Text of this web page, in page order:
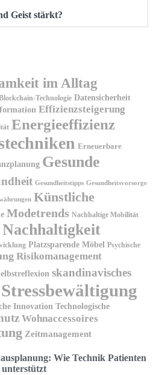
Geist stärkt?
im Alltag
Technologie Datensicherheit
Effizienzsteigerung
Energieeffizienz
Erneuerbare
Gesunde
Gesundheitstipps Gesundheitsvorsorge
Künstliche
Modetrends Nachhaltige Mobilität
Nachhaltigkeit
Platzsparende Möbel Psychische
Risikomanagement
skandinavisches
Stressbewältigung
Innovation Technologische
Wohnaccessoires
Zeitmanagement
Wie Technik Patienten
unterstützt